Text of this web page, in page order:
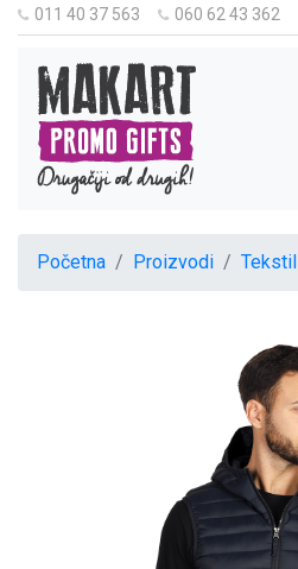
011 40 37 563 060 62 43 362
Početna Proizvodi Tekstil